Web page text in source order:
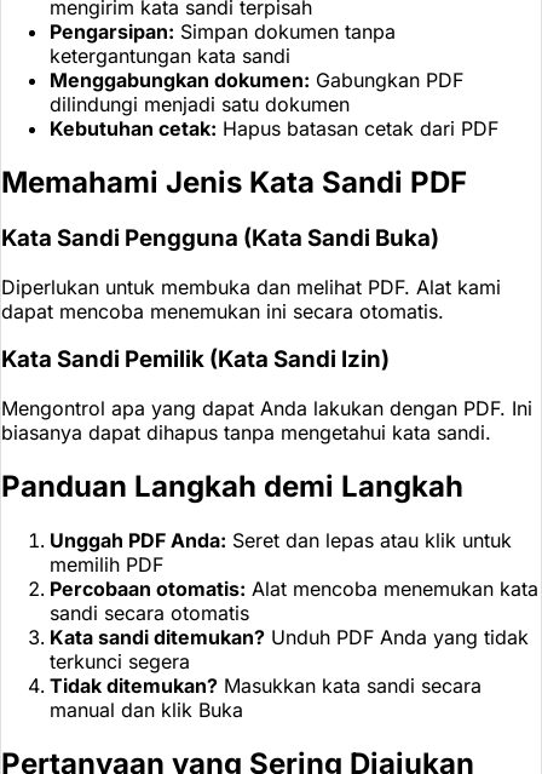
mengirim kata sandi terpisah
Pengarsipan: Simpan dokumen tanpa
ketergantungan kata sandi
Menggabungkan dokumen: Gabungkan PDF
dilindungi menjadi satu dokumen
Kebutuhan cetak: Hapus batasan cetak dari PDF
Memahami Jenis Kata Sandi PDF
Kata Sandi Pengguna (Kata Sandi Buka)
Diperlukan untuk membuka dan melihat PDF. Alat kami
dapat mencoba menemukan ini secara otomatis.
Kata Sandi Pemilik (Kata Sandi Izin)
Mengontrol apa yang dapat Anda lakukan dengan PDF. Ini
biasanya dapat dihapus tanpa mengetahui kata sandi.
Panduan Langkah demi Langkah
Unggah PDF Anda: Seret dan lepas atau klik untuk
memilih PDF
Percobaan otomatis: Alat mencoba menemukan kata
sandi secara otomatis
Kata sandi ditemukan? Unduh PDF Anda yang tidak
terkunci segera
Tidak ditemukan? Masukkan kata sandi secara
manual dan klik Buka
Pertanyaan yang Sering Diajukan